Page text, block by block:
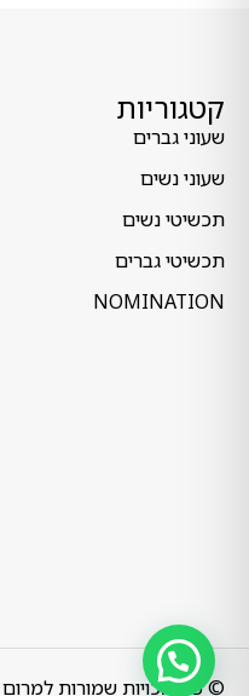
קטגוריות
שעוני גברים
שעוני נשים
תכשיטי נשים
תכשיטי גברים
NOMINATION
© כל הזכויות שמורות למרום